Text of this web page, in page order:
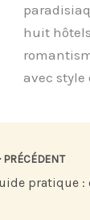
huit
avec style
PRÉCÉDENT